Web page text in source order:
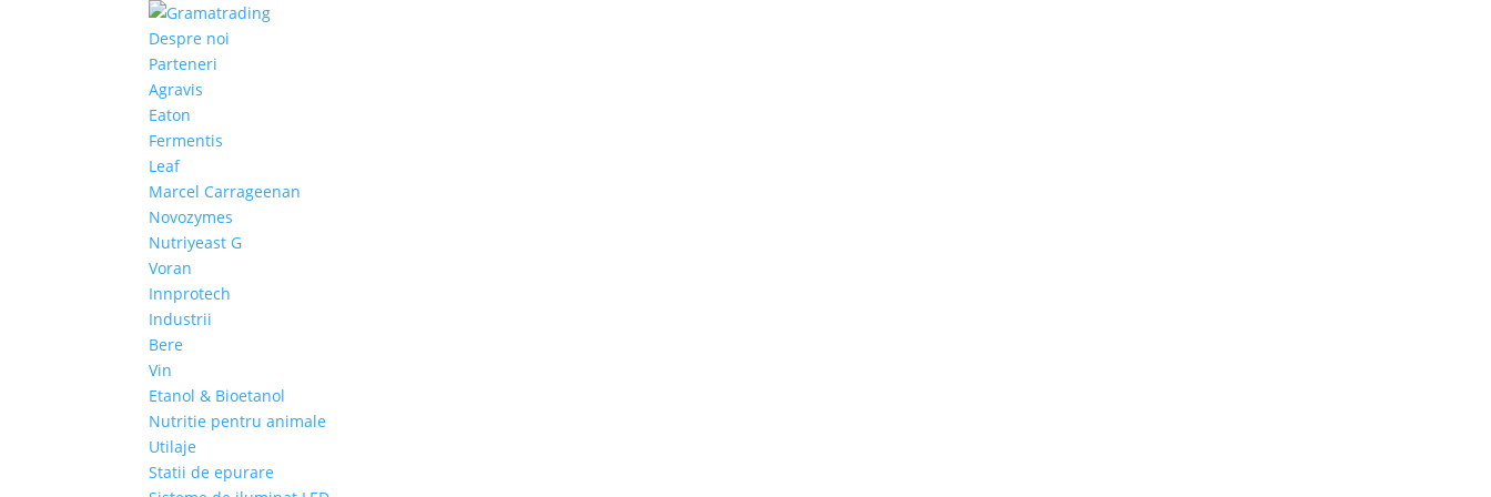
Despre noi
Parteneri
Agravis
Eaton
Fermentis
Leaf
Marcel Carrageenan
Novozymes
Nutriyeast G
Voran
Innprotech
Industrii
Bere
Vin
Etanol & Bioetanol
Nutritie pentru animale
Utilaje
Statii de epurare